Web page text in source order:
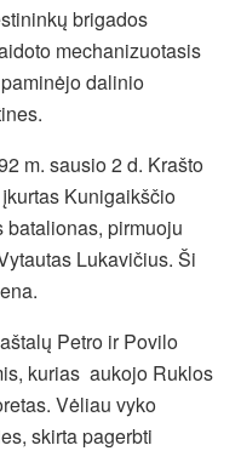
brigados
mechanizuotasis
dalinio
m. sausio 2 d. Krašto
Kunigaikščio
batalionas, pirmuoju
Lukavičius. Ši
Petro ir Povilo
kurias aukojo Ruklos
Vėliau vyko
skirta pagerbti